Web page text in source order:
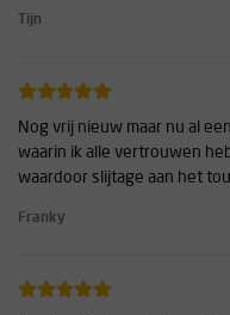
Tijn
Nog vrij nieuw maar nu al
waarin ik alle vertrouwen
waardoor slijtage aan het
Franky